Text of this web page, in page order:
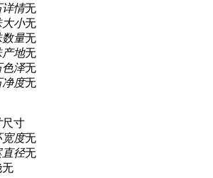
详情无
小无
量无
地无
色泽无
净度无
尺寸
宽度无
直径无
无